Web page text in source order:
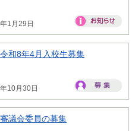
1月29日
和8年4月入校生募集
10月30日
議会委員の募集